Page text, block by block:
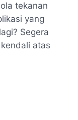
tekanan
yang
Segera
atas